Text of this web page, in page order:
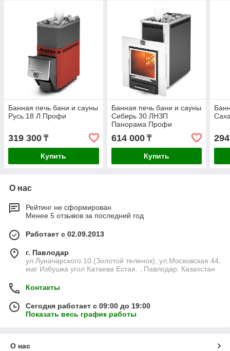
Банная печь бани и сауны
Русь 18 Л Профи
319 300 ₸
Купить
Банная печь бани и сауны
Сибирь 30 ЛНЗП
Панорама Профи
614 000₸
Купить
О нас
Рейтинг не сформирован
Менее 5 отзывов за последний год
Работает с 02.09.2013
г. Павлодар
ул.Луначарского 10 (Золотой теленок), ул.Московская 44,
маг Избушка угол Катаева Естая. , Павлодар, Казахстан
Контакты
Сегодня работает с 09:00 до 19:00
Показать весь график работы
О нас